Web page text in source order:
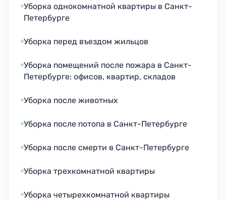
Уборка однокомнатной квартиры в Санкт-
Петербурге
Уборка перед въездом жильцов
Уборка помещений после пожара в Санкт-
Петербурге: офисов, квартир, складов
Уборка после животных
Уборка после потопа в Санкт-Петербурге
Уборка после смерти в Санкт-Петербурге
Уборка трехкомнатной квартиры
Уборка четырехкомнатной квартиры